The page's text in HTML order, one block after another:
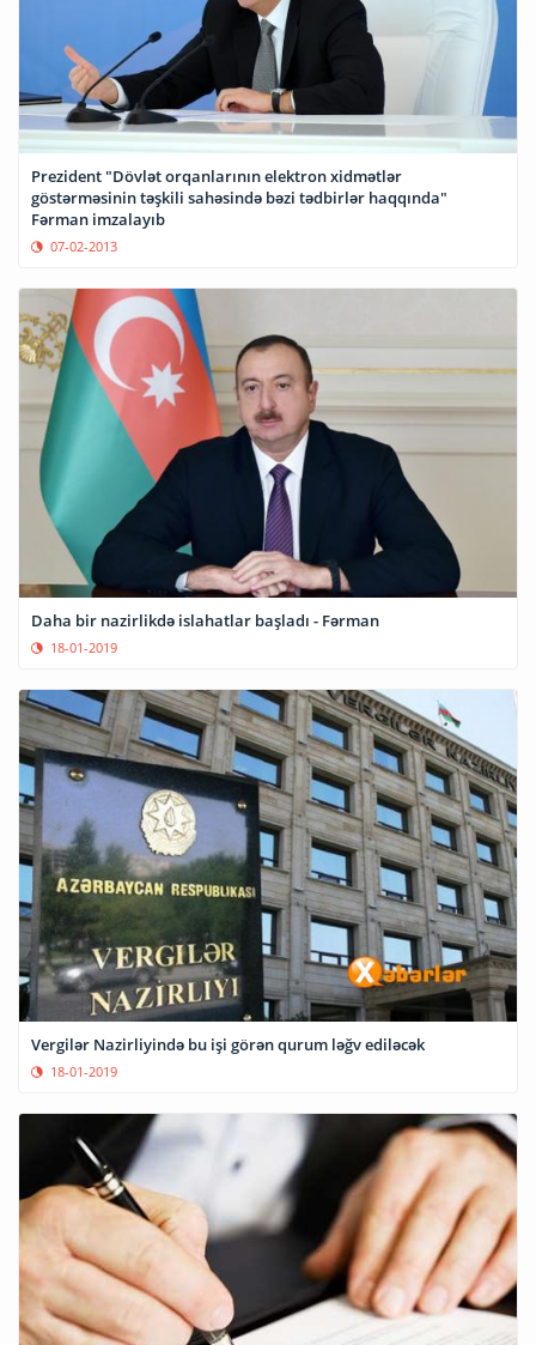
Prezident "Dövlət orqanlarının elektron xidmətlər
göstərməsinin təşkili sahəsində bəzi tədbirlər haqqında"
Fərman imzalayıb
07-02-2013
Daha bir nazirlikdə islahatlar başladı - Fərman
18-01-2019
Vergilər Nazirliyində bu işi görən qurum ləğv ediləcək
18-01-2019